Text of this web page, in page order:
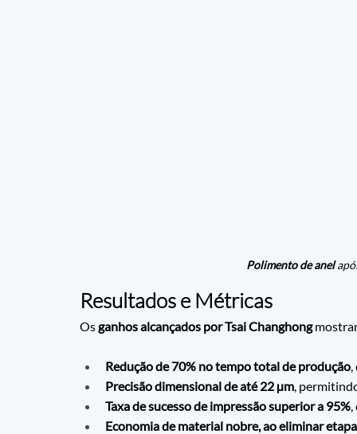
Polimento de anel
Resultados e Métricas
Os ganhos alcançados por Tsai Changhong
Redução de 70% no tempo total de produção
Precisão dimensional de até 22 µm,
Taxa de sucesso de impressão superior a 95%,
Economia de material nobre, ao eliminar